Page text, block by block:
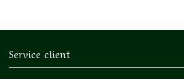
Service client